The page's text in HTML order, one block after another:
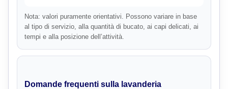
Nota: valori puramente orientativi. Possono variare in base
al tipo di servizio, alla quantità di bucato, ai capi delicati, ai
tempi e alla posizione dell’attività.
Domande frequenti sulla lavanderia